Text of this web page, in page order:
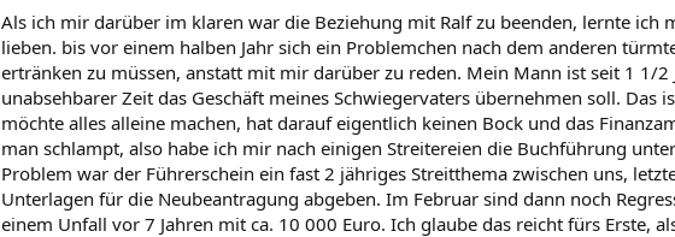
Als ich mir darüber im klaren war die Beziehung mit Ralf zu beenden, lernte ich
lieben. bis vor einem halben Jahr sich ein Problemchen nach dem anderen
ertränken zu müssen, anstatt mit mir darüber zu reden. Mein Mann ist seit 1 1/2
unabsehbarer Zeit das Geschäft meines Schwiegervaters übernehmen soll. Das
möchte alles alleine machen, hat darauf eigentlich keinen Bock und das
man schlampt, also habe ich mir nach einigen Streitereien die Buchführung
Problem war der Führerschein ein fast 2 jähriges Streitthema zwischen uns,
Unterlagen für die Neubeantragung abgeben. Im Februar sind dann noch
einem Unfall vor 7 Jahren mit ca. 10 000 Euro. Ich glaube das reicht fürs Erste,